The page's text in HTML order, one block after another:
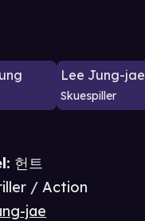
Lee Jung-jae
Skuespiller
헌트
/ Action
jae